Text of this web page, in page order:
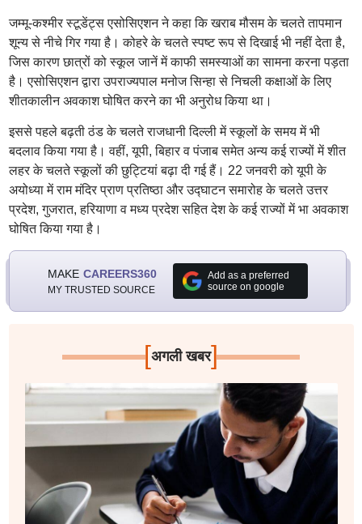
जम्मू-कश्मीर स्टूडेंट्स एसोसिएशन ने कहा कि खराब मौसम के चलते तापमान
शून्य से नीचे गिर गया है। कोहरे के चलते स्पष्ट रूप से दिखाई भी नहीं देता है,
जिस कारण छात्रों को स्कूल जानें में काफी समस्याओं का सामना करना पड़ता
है। एसोसिएशन द्वारा उपराज्यपाल मनोज सिन्हा से निचली कक्षाओं के लिए
शीतकालीन अवकाश घोषित करने का भी अनुरोध किया था।
इससे पहले बढ़ती ठंड के चलते राजधानी दिल्ली में स्कूलों के समय में भी
बदलाव किया गया है। वहीं, यूपी, बिहार व पंजाब समेत अन्य कई राज्यों में शीत
लहर के चलते स्कूलों की छुट्टियां बढ़ा दी गई हैं। 22 जनवरी को यूपी के
अयोध्या में राम मंदिर प्राण प्रतिष्ठा और उद्घाटन समारोह के चलते उत्तर
प्रदेश, गुजरात, हरियाणा व मध्य प्रदेश सहित देश के कई राज्यों में भा अवकाश
घोषित किया गया है।
MAKE CAREERS360
MY TRUSTED SOURCE
Add as a preferred
source on google
[अगली खबर]